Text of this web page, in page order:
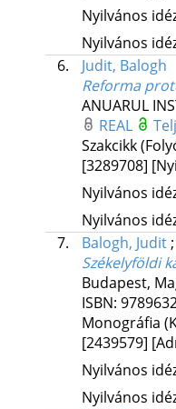
Nyilvános
Nyilvános
6.
Judit, Balogh
Reforma
ANUARUL
REAL
Szakcikk
[3289708]
Nyilvános
Nyilvános
7.
Balogh, Judit;
Székelyföldi
Budapest,
ISBN:
Monográfia
[2439579]
Nyilvános
Nyilvános